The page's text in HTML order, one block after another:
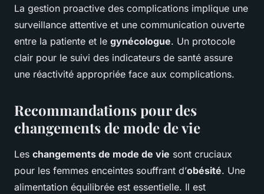
La gestion proactive des complications implique une
surveillance attentive et une communication ouverte
entre la patiente et le gynécologue. Un protocole
clair pour le suivi des indicateurs de santé assure
une réactivité appropriée face aux complications.
Recommandations pour des
changements de mode de vie
Les changements de mode de vie sont cruciaux
pour les femmes enceintes souffrant d’obésité. Une
alimentation équilibrée est essentielle. Il est